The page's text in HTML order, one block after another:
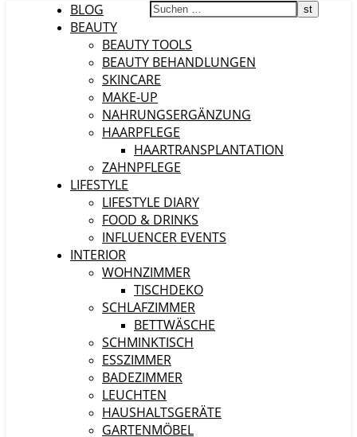
BLOG
BEAUTY
BEAUTY TOOLS
BEAUTY BEHANDLUNGEN
SKINCARE
MAKE-UP
NAHRUNGSERGÄNZUNG
HAARPFLEGE
HAARTRANSPLANTATION
ZAHNPFLEGE
LIFESTYLE
LIFESTYLE DIARY
FOOD & DRINKS
INFLUENCER EVENTS
INTERIOR
WOHNZIMMER
TISCHDEKO
SCHLAFZIMMER
BETTWÄSCHE
SCHMINKTISCH
ESSZIMMER
BADEZIMMER
LEUCHTEN
HAUSHALTSGERÄTE
GARTENMÖBEL